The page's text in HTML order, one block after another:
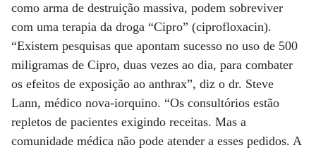
como arma de destruição massiva, podem sobreviver
com uma terapia da droga “Cipro” (ciprofloxacin).
“Existem pesquisas que apontam sucesso no uso de 500
miligramas de Cipro, duas vezes ao dia, para combater
os efeitos de exposição ao anthrax”, diz o dr. Steve
Lann, médico nova-iorquino. “Os consultórios estão
repletos de pacientes exigindo receitas. Mas a
comunidade médica não pode atender a esses pedidos. A